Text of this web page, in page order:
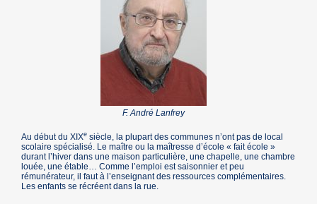
F. André Lanfrey
Au début du XIXe siècle, la plupart des communes n’ont pas de local
scolaire spécialisé. Le maître ou la maîtresse d’école « fait école »
durant l’hiver dans une maison particulière, une chapelle, une chambre
louée, une étable… Comme l’emploi est saisonnier et peu
rémunérateur, il faut à l’enseignant des ressources complémentaires.
Les enfants se récréent dans la rue.